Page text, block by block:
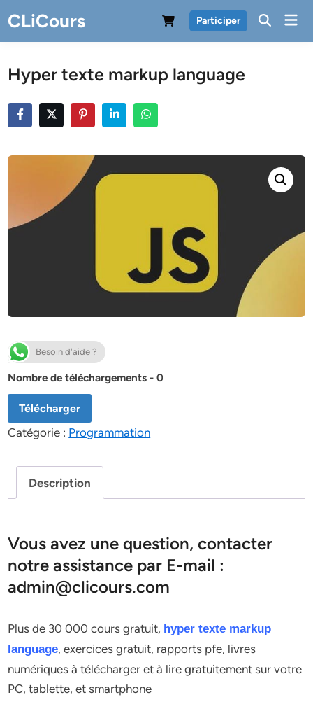
to
content
CLiCours Participer
Hyper texte markup language
Besoin d'aide ?
Nombre de téléchargements - 0
Télécharger
Catégorie : Programmation
Description
Vous avez une question, contacter
notre assistance par E-mail :
admin@clicours.com
Plus de 30 000 cours gratuit, hyper texte markup
language, exercices gratuit, rapports pfe, livres
numériques à télécharger et à lire gratuitement sur votre
PC, tablette, et smartphone